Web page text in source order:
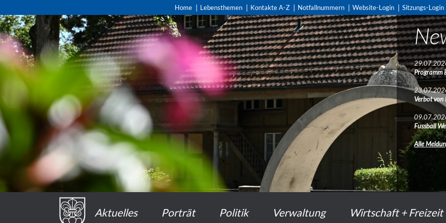
Home Lebensthemen Kontakte A-Z Notfallnummern Website-Login Sitzungs-Login
Programm
Verbot von
Fussball
Alle
Programm
Verbot von
Fussball
Alle
Aktuelles Porträt Politik Verwaltung Wirtschaft + Freizeit